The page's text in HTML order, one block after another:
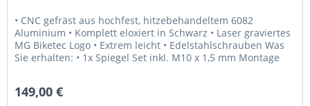
• CNC gefräst aus hochfest, hitzebehandeltem 6082
Aluminium • Komplett eloxiert in Schwarz • Laser graviertes
MG Biketec Logo • Extrem leicht • Edelstahlschrauben Was
Sie erhalten: • 1x Spiegel Set inkl. M10 x 1,5 mm Montage
149,00 €